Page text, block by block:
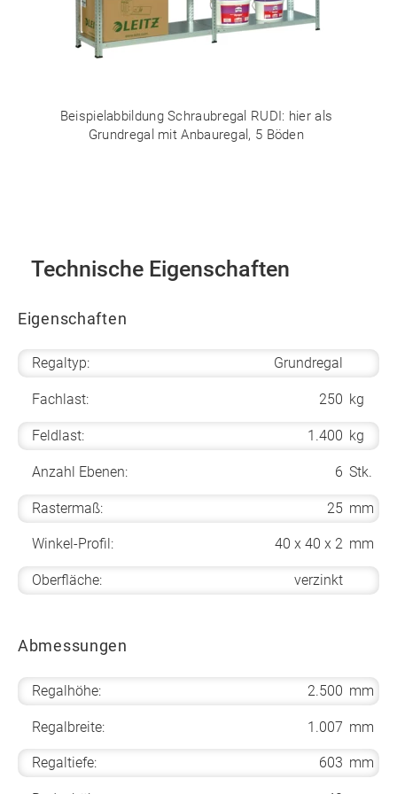
Beispielabbildung Schraubregal RUDI: hier als
Grundregal mit Anbauregal, 5 Böden
Technische Eigenschaften
Eigenschaften
Regaltyp: Grundregal
Fachlast: 250 kg
Feldlast: 1.400 kg
Anzahl Ebenen: 6 Stk.
Rastermaß: 25 mm
Winkel-Profil: 40 x 40 x 2 mm
Oberfläche: verzinkt
Abmessungen
Regalhöhe: 2.500 mm
Regalbreite: 1.007 mm
Regaltiefe: 603 mm